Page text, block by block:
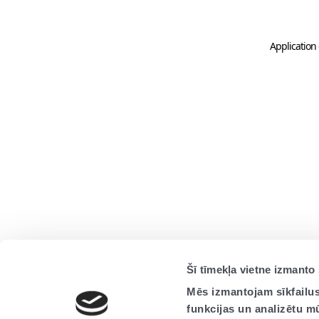
Šī tīmekļa vietne izmanto
Mēs izmantojam
funkcijas un analizētu
Application